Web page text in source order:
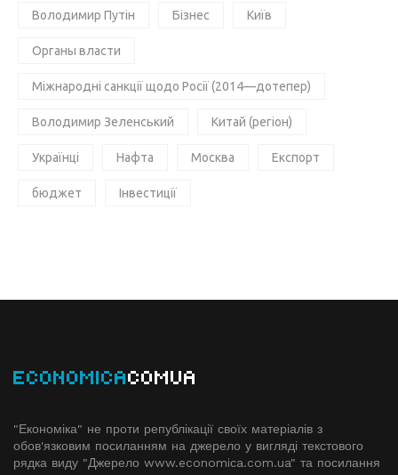
Володимир Путін Бізнес Київ
Органы власти
Міжнародні санкції щодо Росії (2014—дотепер)
Володимир Зеленський Китай (регіон)
Українці Нафта Москва Експорт
бюджет Інвестиції
ECONOMICACOMUA
"Економіка" не проти републікації своїх матеріалів з
обов'язковим посиланням на джерело у вигляді текстового
рядка виду "Джерело www.economiсa.com.ua" та посилання